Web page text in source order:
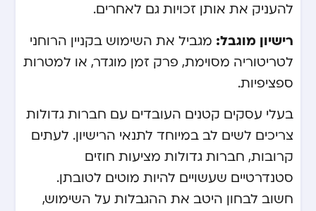
להעניק את אותן זכויות גם לאחרים.
רישיון מוגבל: מגביל את השימוש בקניין הרוחני
לטריטוריה מסוימת, פרק זמן מוגדר, או למטרות
ספציפיות.
בעלי עסקים קטנים העובדים עם חברות גדולות
צריכים לשים לב במיוחד לתנאי הרישיון. לעתים
קרובות, חברות גדולות מציעות חוזים
סטנדרטיים שעשויים להיות מוטים לטובתן.
חשוב לבחון היטב את ההגבלות על השימוש,